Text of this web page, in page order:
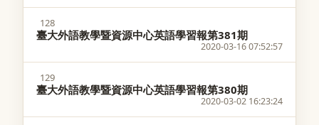
128
臺大外語教學暨資源中心英語學習報第381期
2020-03-16 07:52:57
129
臺大外語教學暨資源中心英語學習報第380期
2020-03-02 16:23:24